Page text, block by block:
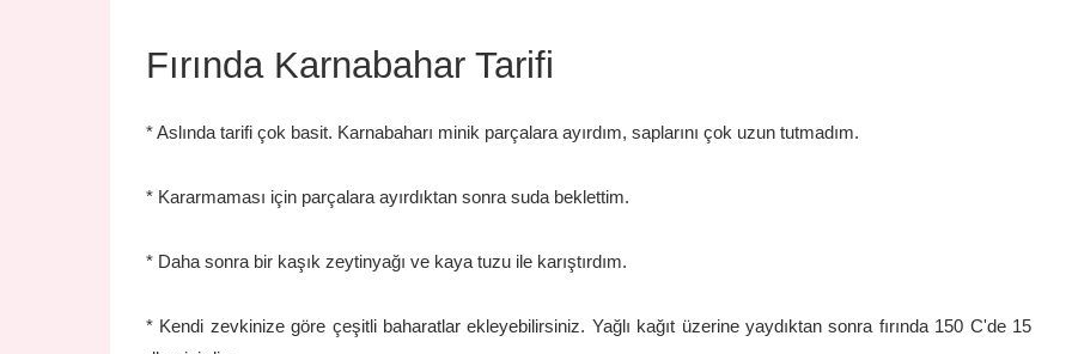
Fırında Karnabahar Tarifi
* Aslında tarifi çok basit. Karnabaharı minik parçalara ayırdım, saplarını çok uzun tutmadım.
* Kararmaması için parçalara ayırdıktan sonra suda beklettim.
* Daha sonra bir kaşık zeytinyağı ve kaya tuzu ile karıştırdım.
* Kendi zevkinize göre çeşitli baharatlar ekleyebilirsiniz. Yağlı kağıt üzerine yaydıktan sonra fırında 150 C'de 15